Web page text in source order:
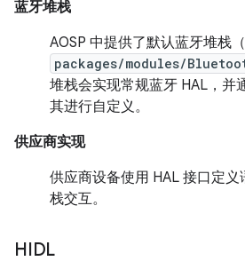
蓝牙堆栈
AOSP 中提供了默认蓝牙堆栈
packages/modules/
堆栈会实现常规蓝牙 HAL，并
其进行自定义。
供应商实现
供应商设备使用 HAL 接口定
栈交互。
HIDL